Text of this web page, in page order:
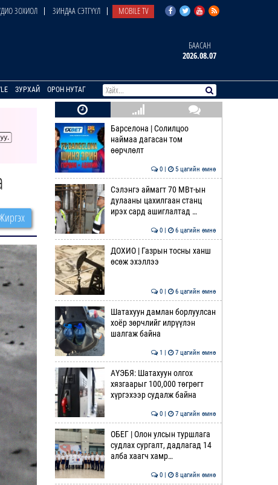
ЗОХИОЛ ЗИНДАА СЭТГҮҮЛ MOBILE TV
БААСАН
2026.08.07
ЗУРХАЙ ОРОН НУТАГ
Барселона | Солилцоо
наймаа дагасан том
өөрчлөлт
0 | 5 цагийн өмнө
Сэлэнгэ аймагт 70 МВт-ын
дулааны цахилгаан станц
ирэх сард ашиглалтад …
0 | 6 цагийн өмнө
ДОХИО | Газрын тосны ханш
өсөж эхэллээ
0 | 6 цагийн өмнө
Шатахуун дамлан борлуулсан
хоёр зөрчлийг илрүүлэн
шалгаж байна
1 | 7 цагийн өмнө
АҮЭБЯ: Шатахуун олгох
хязгаарыг 100,000 төгрөгт
хүргэхээр судалж байна
0 | 7 цагийн өмнө
ОБЕГ | Олон улсын туршлага
судлах сургалт, дадлагад 14
алба хаагч хамр…
0 | 8 цагийн өмнө